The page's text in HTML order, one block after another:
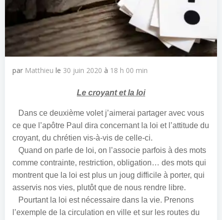
par Matthieu le 30 juin 2020 à 18 h 00 min
Le croyant et la loi
Dans ce deuxième volet j’aimerai partager avec vous
ce que l’apôtre Paul dira concernant la loi et l’attitude du
croyant, du chrétien vis-à-vis de celle-ci.
Quand on parle de loi, on l’associe parfois à des mots
comme contrainte, restriction, obligation… des mots qui
montrent que la loi est plus un joug difficile à porter, qui
asservis nos vies, plutôt que de nous rendre libre.
Pourtant la loi est nécessaire dans la vie. Prenons
l’exemple de la circulation en ville et sur les routes du